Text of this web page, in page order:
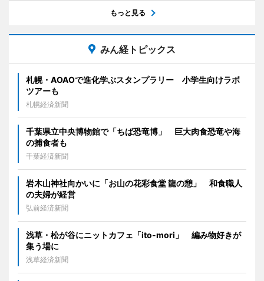
もっと見る
みん経トピックス
札幌・AOAOで進化学ぶスタンプラリー 小学生向けラボ
ツアーも
札幌経済新聞
千葉県立中央博物館で「ちば恐竜博」 巨大肉食恐竜や海
の捕食者も
千葉経済新聞
岩木山神社向かいに「お山の花彩食堂 龍の憩」 和食職人
の夫婦が経営
弘前経済新聞
浅草・松が谷にニットカフェ「ito-mori」 編み物好きが
集う場に
浅草経済新聞